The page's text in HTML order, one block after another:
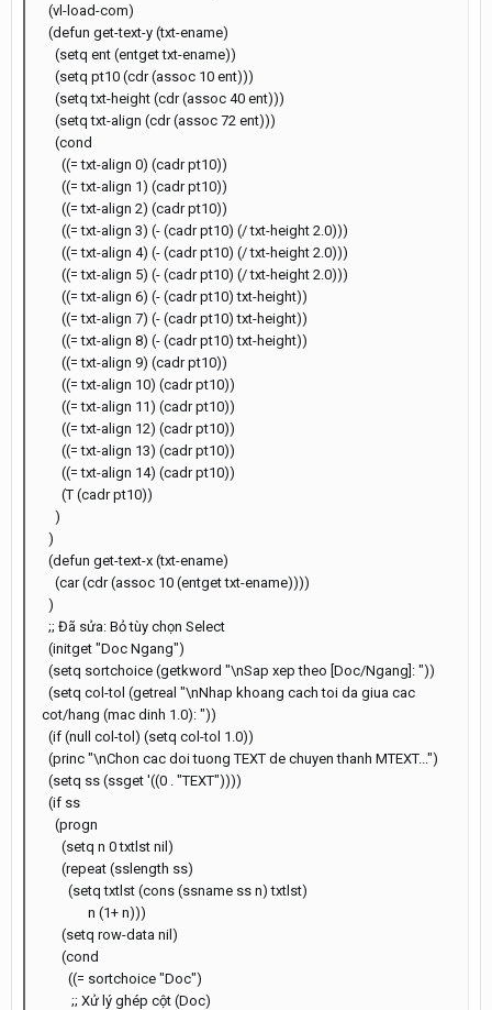
(vl-load-com)
(defun get-text-y (txt-ename)
(setq ent (entget txt-ename))
(setq pt10 (cdr (assoc 10 ent)))
(setq txt-height (cdr (assoc 40 ent)))
(setq txt-align (cdr (assoc 72 ent)))
(cond
((= txt-align 0) (cadr pt10))
((= txt-align 1) (cadr pt10))
((= txt-align 2) (cadr pt10))
((= txt-align 3) (- (cadr pt10) (/ txt-height 2.0)))
((= txt-align 4) (- (cadr pt10) (/ txt-height 2.0)))
((= txt-align 5) (- (cadr pt10) (/ txt-height 2.0)))
((= txt-align 6) (- (cadr pt10) txt-height))
((= txt-align 7) (- (cadr pt10) txt-height))
((= txt-align 8) (- (cadr pt10) txt-height))
((= txt-align 9) (cadr pt10))
((= txt-align 10) (cadr pt10))
((= txt-align 11) (cadr pt10))
((= txt-align 12) (cadr pt10))
((= txt-align 13) (cadr pt10))
((= txt-align 14) (cadr pt10))
(T (cadr pt10))
)
)
(defun get-text-x (txt-ename)
(car (cdr (assoc 10 (entget txt-ename))))
)
;; Đã sửa: Bỏ tùy chọn Select
(initget "Doc Ngang")
(setq sortchoice (getkword "\nSap xep theo [Doc/Ngang]: "))
(setq col-tol (getreal "\nNhap khoang cach toi da giua cac
cot/hang (mac dinh 1.0): "))
(if (null col-tol) (setq col-tol 1.0))
(princ "\nChon cac doi tuong TEXT de chuyen thanh MTEXT...")
(setq ss (ssget '((0 . "TEXT"))))
(if ss
(progn
(setq n 0 txtlst nil)
(repeat (sslength ss)
(setq txtlst (cons (ssname ss n) txtlst)
n (1+ n)))
(setq row-data nil)
(cond
((= sortchoice "Doc")
;; Xử lý ghép cột (Doc)